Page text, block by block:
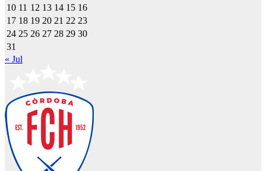
10 11 12 13 14 15 16
17 18 19 20 21 22 23
24 25 26 27 28 29 30
31
« Jul